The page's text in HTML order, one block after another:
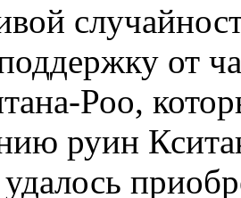
от
Роо,
руин